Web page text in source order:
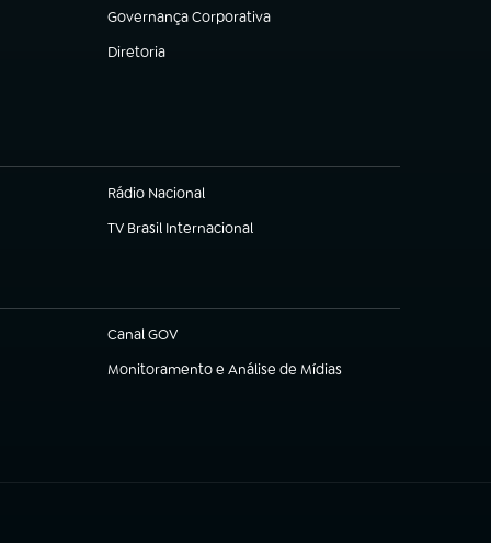
Governança Corporativa
(abre em nova aba)
Diretoria
(abre em nova aba)
Rádio Nacional
TV Brasil Internacional
(abre em nova aba)
Canal GOV
(abre em nova aba)
Monitoramento e Análise de Mídias
(abre em nova aba)